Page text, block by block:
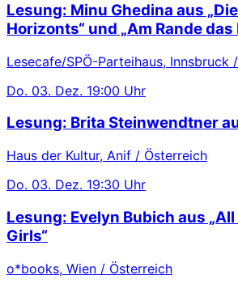
Lesung: Minu Ghedina aus
Horizonts“ und „Am Rande das
Lesecafe/SPÖ-Parteihaus, Innsbruck
Do. 03. Dez. 19:00 Uhr
Lesung: Brita Steinwendtner
Haus der Kultur, Anif / Österreich
Do. 03. Dez. 19:30 Uhr
Lesung: Evelyn Bubich aus
Girls“
o*books, Wien / Österreich